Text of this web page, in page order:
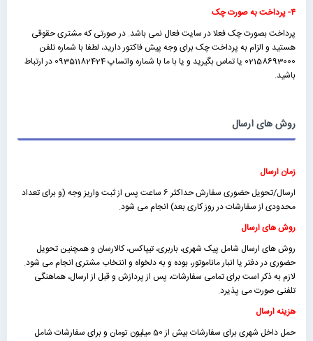
۴- پرداخت به صورت چک
پرداخت بصورت چک فعلا در سایت فعال نمی باشد. در صورتی که مشتری حقوقی
هستید و الزام به پرداخت چک برای وجه پیش فاکتور دارید، لطفا با شماره تلفن
02158693000 یا تماس بگیرید و یا با ما با شماره واتساپ 09351182424 در ارتباط
باشید.
روش های ارسال
زمان ارسال
ارسال/تحویل حضوری سفارش حداکثر 6 ساعت پس از ثبت واریز وجه (و برای تعداد
محدودی از سفارشات در روز کاری بعد) انجام می شود.
روش های ارسال
روش های ارسال شامل پیک شهری، باربری، تیپاکس، کالارسان و همچنین تحویل
حضوری در دفتر یا انبار ماناموتور، بوده و به دلخواه و انتخاب مشتری انجام می شود.
لازم به ذکر است برای تمامی سفارشات، پس از پردازش و قبل از ارسال، هماهنگی
تلفنی صورت می پذیرد.
هزینه ارسال
حمل داخل شهری برای سفارشات بیش از 50 میلیون تومان و برای سفارشات شامل